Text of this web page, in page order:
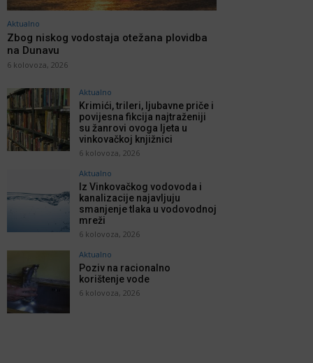
Aktualno
Zbog niskog vodostaja otežana plovidba
na Dunavu
6 kolovoza, 2026
Aktualno
Krimići, trileri, ljubavne priče i
povijesna fikcija najtraženiji
su žanrovi ovoga ljeta u
vinkovačkoj knjižnici
6 kolovoza, 2026
Aktualno
Iz Vinkovačkog vodovoda i
kanalizacije najavljuju
smanjenje tlaka u vodovodnoj
mreži
6 kolovoza, 2026
Aktualno
Poziv na racionalno
korištenje vode
6 kolovoza, 2026